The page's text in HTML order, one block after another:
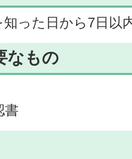
った日から7日以
なもの
書